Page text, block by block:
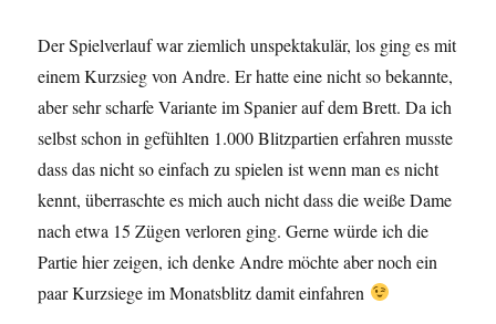
Der Spielverlauf war ziemlich unspektakulär, los ging es mit
einem Kurzsieg von Andre. Er hatte eine nicht so bekannte,
aber sehr scharfe Variante im Spanier auf dem Brett. Da ich
selbst schon in gefühlten 1.000 Blitzpartien erfahren musste
dass das nicht so einfach zu spielen ist wenn man es nicht
kennt, überraschte es mich auch nicht dass die weiße Dame
nach etwa 15 Zügen verloren ging. Gerne würde ich die
Partie hier zeigen, ich denke Andre möchte aber noch ein
paar Kurzsiege im Monatsblitz damit einfahren